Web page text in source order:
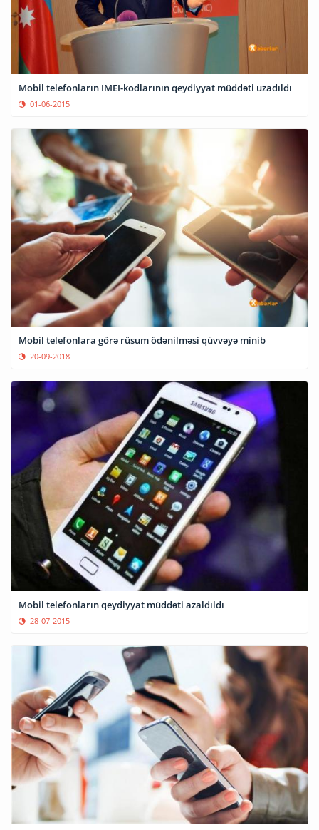
Mobil telefonların IMEI-kodlarının qeydiyyat müddəti uzadıldı
01-06-2015
Mobil telefonlara görə rüsum ödənilməsi qüvvəyə minib
20-09-2018
Mobil telefonların qeydiyyat müddəti azaldıldı
28-07-2015